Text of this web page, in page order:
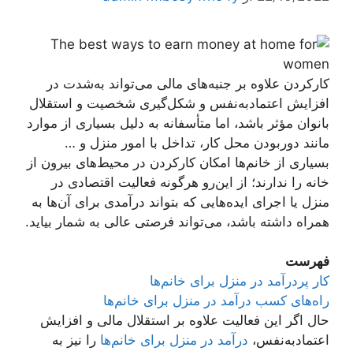
کارکردن علاوه‌ بر جنبه‌های مالی می‌تواند به‌شدت در
افزایش اعتمادبه‌نفس و شکل‌گیری شخصیت و استقلال
بانوان مؤثر باشد، اما متأسفانه به دلیل بسیاری از موارد
مانند دوربودن محل کار، تداخل با امور منزل و …
بسیاری از خانم‌ها امکان کارکردن در محیط‌های بیرون از
خانه را ندارند؛ از این‌رو هرگونه فعالیت اقتصادی در
منزل یا اجرای ایده‌هایی که بتواند درآمدی برای آن‌ها به
همراه داشته باشد، می‌تواند فرصتی عالی به شمار بیاید.
فهرست
کار پردرآمد در منزل برای خانم‌ها
راه‌های کسب درآمد در منزل برای خانم‌ها
حال اگر این فعالیت علاوه‌ بر استقلال مالی و افزایش
اعتمادبه‌نفس، درآمد در منزل برای خانم‌ها را نیز به